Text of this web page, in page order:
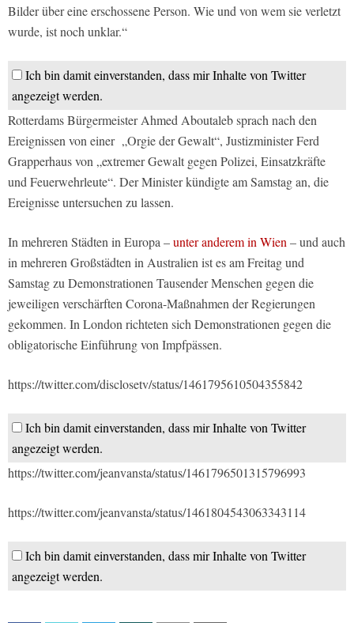
Bilder über eine erschossene Person. Wie und von wem sie verletzt
wurde, ist noch unklar.“
Ich bin damit einverstanden, dass mir Inhalte von Twitter
angezeigt werden.
Rotterdams Bürgermeister Ahmed Aboutaleb sprach nach den
Ereignissen von einer „Orgie der Gewalt“, Justizminister Ferd
Grapperhaus von „extremer Gewalt gegen Polizei, Einsatzkräfte
und Feuerwehrleute“. Der Minister kündigte am Samstag an, die
Ereignisse untersuchen zu lassen.
In mehreren Städten in Europa –unter anderem in Wien– und auch
in mehreren Großstädten in Australien ist es am Freitag und
Samstag zu Demonstrationen Tausender Menschen gegen die
jeweiligen verschärften Corona-Maßnahmen der Regierungen
gekommen. In London richteten sich Demonstrationen gegen die
obligatorische Einführung von Impfpässen.
https://twitter.com/disclosetv/status/1461795610504355842
Ich bin damit einverstanden, dass mir Inhalte von Twitter
angezeigt werden.
https://twitter.com/jeanvansta/status/1461796501315796993
https://twitter.com/jeanvansta/status/1461804543063343114
Ich bin damit einverstanden, dass mir Inhalte von Twitter
angezeigt werden.